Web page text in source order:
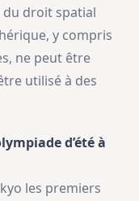
du droit spatial
y compris
ne peut être
utilisé à des
d’été à
les premiers